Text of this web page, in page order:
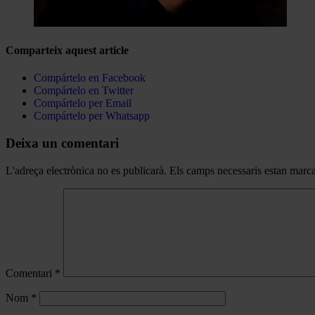
Comparteix aquest article
Compártelo en Facebook
Compártelo en Twitter
Compártelo per Email
Compártelo per Whatsapp
Deixa un comentari
L'adreça electrònica no es publicarà. Els camps necessaris estan
Comentari *
Nom *